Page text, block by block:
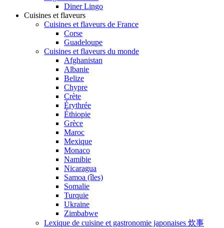
Diner Lingo
Cuisines et flaveurs
Cuisines et flaveurs de France
Corse
Guadeloupe
Cuisines et flaveurs du monde
Afghanistan
Albanie
Belize
Chypre
Crète
Érythrée
Éthiopie
Grèce
Maroc
Mexique
Monaco
Namibie
Nicaragua
Samoa (îles)
Somalie
Turquie
Ukraine
Zimbabwe
Lexique de cuisine et gastronomie japonaises 炊事